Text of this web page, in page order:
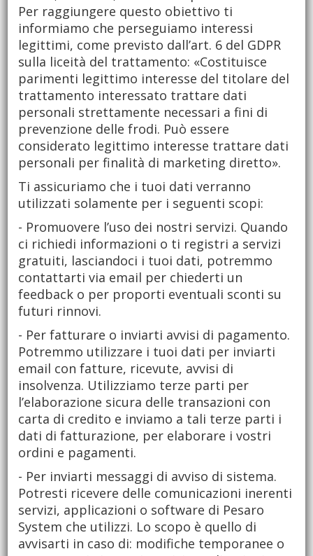
Per raggiungere questo obiettivo ti
informiamo che perseguiamo interessi
legittimi, come previsto dall’art. 6 del GDPR
sulla liceità del trattamento: «Costituisce
parimenti legittimo interesse del titolare del
trattamento interessato trattare dati
personali strettamente necessari a fini di
prevenzione delle frodi. Può essere
considerato legittimo interesse trattare dati
personali per finalità di marketing diretto».
Ti assicuriamo che i tuoi dati verranno
utilizzati solamente per i seguenti scopi:
- Promuovere l’uso dei nostri servizi. Quando
ci richiedi informazioni o ti registri a servizi
gratuiti, lasciandoci i tuoi dati, potremmo
contattarti via email per chiederti un
feedback o per proporti eventuali sconti su
futuri rinnovi.
- Per fatturare o inviarti avvisi di pagamento.
Potremmo utilizzare i tuoi dati per inviarti
email con fatture, ricevute, avvisi di
insolvenza. Utilizziamo terze parti per
l’elaborazione sicura delle transazioni con
carta di credito e inviamo a tali terze parti i
dati di fatturazione, per elaborare i vostri
ordini e pagamenti.
- Per inviarti messaggi di avviso di sistema.
Potresti ricevere delle comunicazioni inerenti
servizi, applicazioni o software di Pesaro
System che utilizzi. Lo scopo è quello di
avvisarti in caso di: modifiche temporanee o